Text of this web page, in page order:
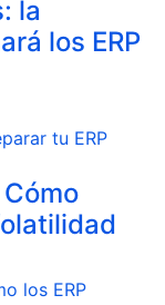
la
los ERP